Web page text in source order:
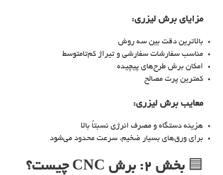
مزایای برش لیزری:
بالاترین دقت بین سه روش
مناسب سفارشات سفارشی و تیراژ کم‌تا‌متوسط
امکان برش طرح‌های پیچیده
کمترین پرت مصالح
معایب برش لیزری:
هزینه دستگاه و مصرف انرژی نسبتاً بالا
برای ورق‌های بسیار ضخیم، سرعت محدود می‌شود
🟦 بخش ۲: برش CNC چیست؟